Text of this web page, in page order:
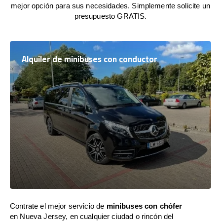
mejor opción para sus necesidades. Simplemente solicite un
presupuesto GRATIS.
Alquiler de minibuses con conductor
Contrate el mejor servicio de minibuses con chófer
en Nueva Jersey, en cualquier ciudad o rincón del